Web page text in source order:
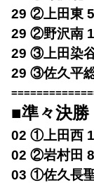
29 ②上田東
29 ②野沢南
29 ③上田染
29 ③佐久平
■準々決勝
02 ①上田西
02 ②岩村田
03 ①佐久長